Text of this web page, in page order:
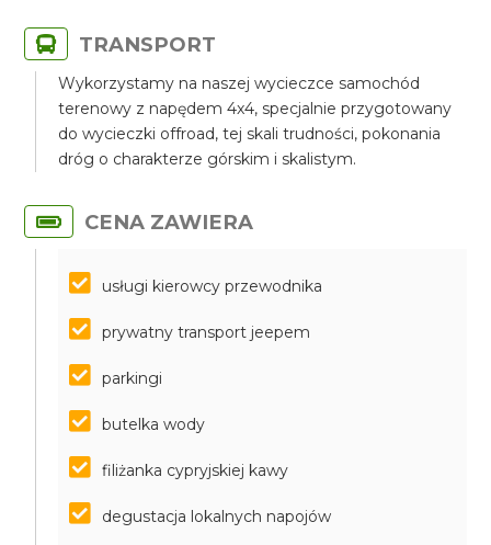
TRANSPORT
Wykorzystamy na naszej wycieczce samochód
terenowy z napędem 4x4, specjalnie przygotowany
do wycieczki offroad, tej skali trudności, pokonania
dróg o charakterze górskim i skalistym.
CENA ZAWIERA
usługi kierowcy przewodnika
prywatny transport jeepem
parkingi
butelka wody
filiżanka cypryjskiej kawy
degustacja lokalnych napojów